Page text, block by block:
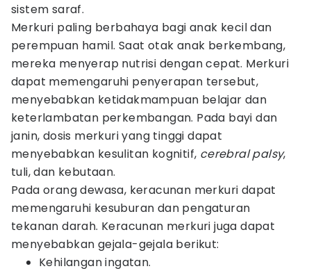
sistem saraf.
Merkuri paling berbahaya bagi anak kecil dan
perempuan hamil. Saat otak anak berkembang,
mereka menyerap nutrisi dengan cepat. Merkuri
dapat memengaruhi penyerapan tersebut,
menyebabkan ketidakmampuan belajar dan
keterlambatan perkembangan. Pada bayi dan
janin, dosis merkuri yang tinggi dapat
menyebabkan kesulitan kognitif, cerebral palsy,
tuli, dan kebutaan.
Pada orang dewasa, keracunan merkuri dapat
memengaruhi kesuburan dan pengaturan
tekanan darah. Keracunan merkuri juga dapat
menyebabkan gejala-gejala berikut:
Kehilangan ingatan.